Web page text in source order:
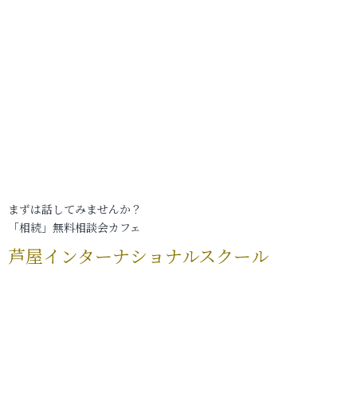
まずは話してみませんか？
「相続」無料相談会カフェ
芦屋インターナショナルスクール